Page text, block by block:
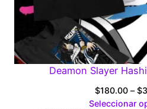
Deamon Slayer
$180.00 – $
Seleccionar